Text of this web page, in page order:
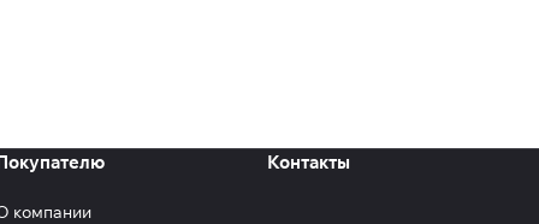
компании
Контакты